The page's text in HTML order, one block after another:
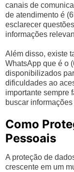
canais de
de atendimento é
esclarecer
informações
Além disso, existe
WhatsApp que é o
disponibilizados
dificuldades ao
importante sempre
buscar
Como
Pessoais
A proteção de
crescente em um